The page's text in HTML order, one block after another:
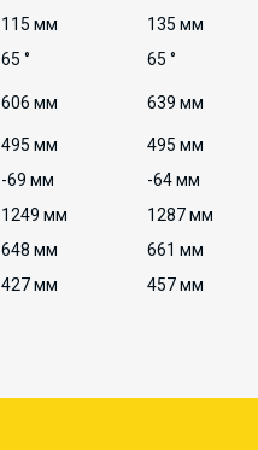
115 мм 135 мм
65 ° 65 °
606 мм 639 мм
495 мм 495 мм
-69 мм -64 мм
1249 мм 1287 мм
648 мм 661 мм
427 мм 457 мм